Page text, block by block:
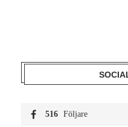
516 Följare